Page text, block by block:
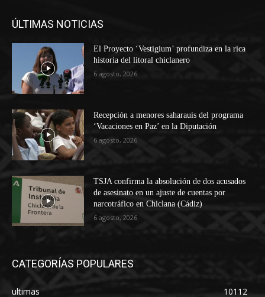
ÚLTIMAS NOTICIAS
El Proyecto ‘Vestigium’ profundiza en la rica
historia del litoral chiclanero
6 agosto, 2026
Recepción a menores saharauis del programa
‘Vacaciones en Paz’ en la Diputación
6 agosto, 2026
TSJA confirma la absolución de dos acusados
de asesinato en un ajuste de cuentas por
narcotráfico en Chiclana (Cádiz)
6 agosto, 2026
CATEGORÍAS POPULARES
ultimas
10112